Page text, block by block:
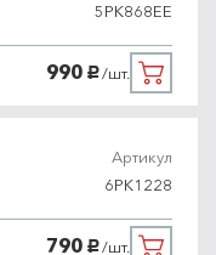
5PK868EE
990 руб./шт.
Артикул
6PK1228
790 руб./шт.